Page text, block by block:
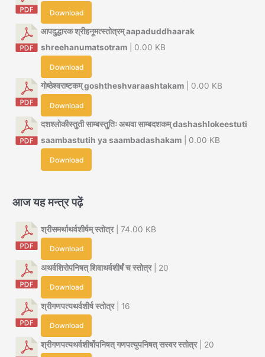
Download
आपदुद्धारक श्रीहनूमत्स्तोत्रम् aapaduddhaarak
shreehanumatsotram | 0.00 KB
Download
गोष्ठेश्वराष्टकम् goshtheshvaraashtakam | 0.00 KB
Download
दशश्लोकीस्तुती साम्बस्तुतिः अथवा साम्बदशकम् dashashlokeestuti
saambastutih ya saambadashakam | 0.00 KB
Download
आज यह मन्त्र पढ़ें
श्रीसमर्थाथर्वशीर्षम् स्तोत्र| 74.00 KB
Download
अथर्वशिरोपनिषत् शिवाथर्वशीर्षं च स्तोत्र| 20
Download
श्रीगणपत्यथर्वशीर्ष स्तोत्र| 16
Download
श्रीगणपत्यथर्वशीर्षोपनिषत् गणपत्युपनिषत् सस्वर स्तोत्र| 20